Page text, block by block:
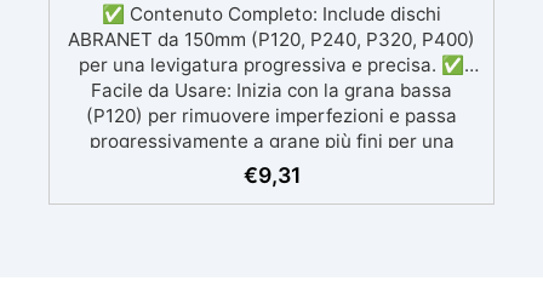
✅ Contenuto Completo: Include dischi
ABRANET da 150mm (P120, P240, P320, P400)
per una levigatura progressiva e precisa. ✅
Facile da Usare: Inizia con la grana bassa
(P120) per rimuovere imperfezioni e passa
progressivamente a grane più fini per una
finitura omogenea. ✅ Tecnologia Avanzata: I
dischi retati favoriscono l'aspirazione della
€9,31